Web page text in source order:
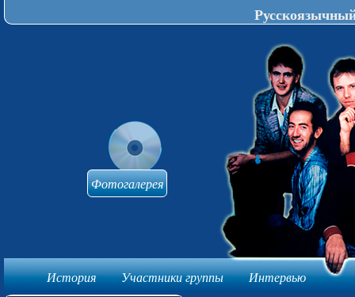
История Участники группы
Интервью
Фотогалерея